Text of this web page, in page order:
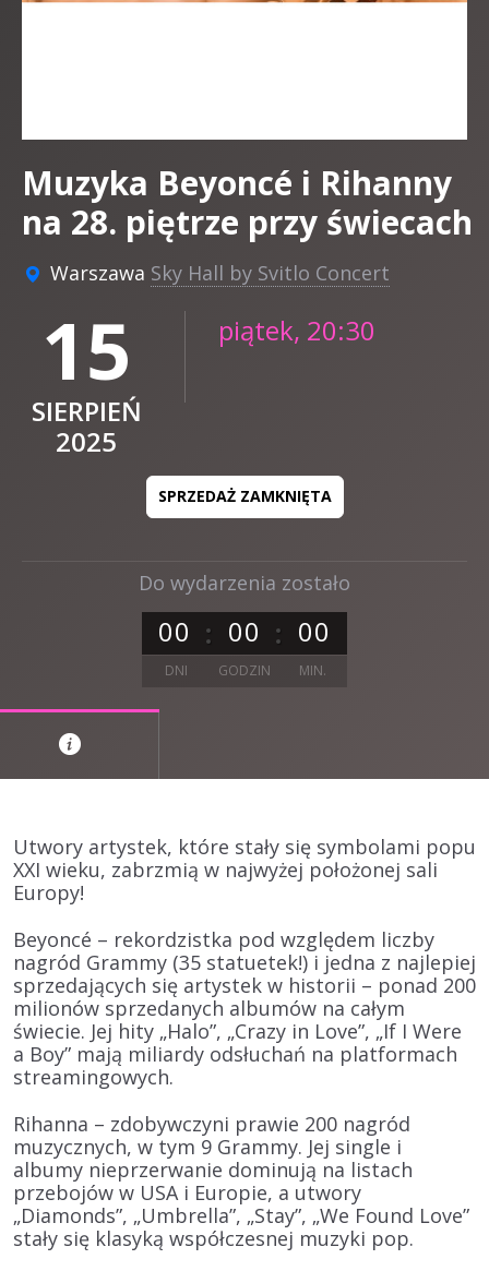
Do wydarzenia zostało
00 00 00
DNI GODZIN MIN.
Muzyka Beyoncé i Rihanny
na 28. piętrze przy świecach
Warszawa Sky Hall by Svitlo Concert
15
SIERPIEŃ
2025
piątek, 20:30
SPRZEDAŻ ZAMKNIĘTA
Utwory artystek, które stały się symbolami popu
XXI wieku, zabrzmią w najwyżej położonej sali
Europy!
Beyoncé – rekordzistka pod względem liczby
nagród Grammy (35 statuetek!) i jedna z najlepiej
sprzedających się artystek w historii – ponad 200
milionów sprzedanych albumów na całym
świecie. Jej hity „Halo”, „Crazy in Love”, „If I Were
a Boy” mają miliardy odsłuchań na platformach
streamingowych.
Rihanna – zdobywczyni prawie 200 nagród
muzycznych, w tym 9 Grammy. Jej single i
albumy nieprzerwanie dominują na listach
przebojów w USA i Europie, a utwory
„Diamonds”, „Umbrella”, „Stay”, „We Found Love”
stały się klasyką współczesnej muzyki pop.